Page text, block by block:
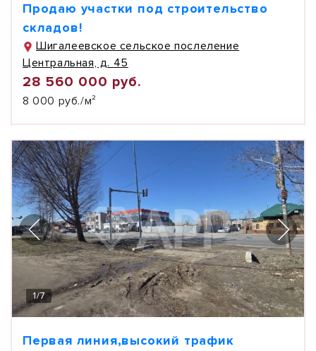
Продаю участки под строительство
складов!
Шигалеевское сельское послеление
Центральная, д. 45
28 560 000 руб.
8 000 руб./м²
1/7
Первая линия,высокий трафик